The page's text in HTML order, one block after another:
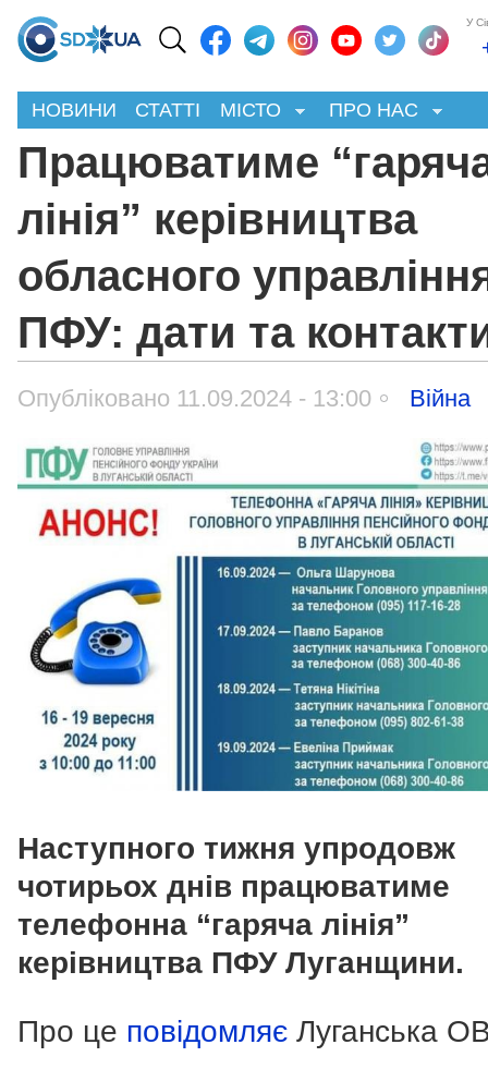
У
НОВИНИ СТАТТІ МІСТО ПРО НАС
Працюватиме
лінія” керівництва
обласного
ПФУ: дати та
Опубліковано 11.09.2024 - 13:00 Війна
Наступного тижня упродовж
чотирьох днів працюватиме
телефонна “гаряча лінія”
керівництва ПФУ Луганщини.
Про це повідомляє Луганська